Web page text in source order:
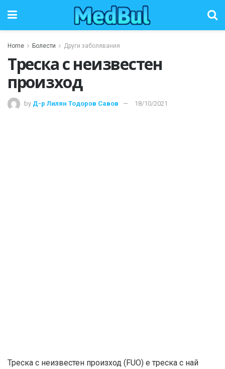
Home Болести Други заболявания
Треска с неизвестен
произход
by Д-р Лилян Тодоров Савов 18/10/2021
Треска с неизвестен произход (FUO) е треска с най